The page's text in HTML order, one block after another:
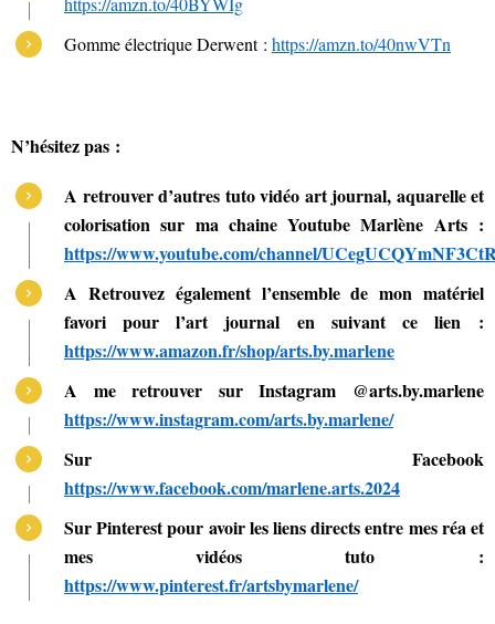
Gomme électrique Derwent : https://amzn.to/40nwVTn
N’hésitez pas :
A retrouver d’autres tuto vidéo art journal, aquarelle et
colorisation sur ma chaine Youtube Marlène Arts :
https://www.youtube.com/channel/
A Retrouvez également l’ensemble de mon matériel
favori pour l’art journal en suivant ce lien :
https://www.amazon.fr/shop/arts.by.marlene
A me retrouver sur Instagram @arts.by.marlene
https://www.instagram.com/arts.by.marlene/
Sur Facebook
https://www.facebook.com/marlene.arts.2024
Sur Pinterest pour avoir les liens directs entre mes réa et
mes vidéos tuto :
https://www.pinterest.fr/artsbymarlene/